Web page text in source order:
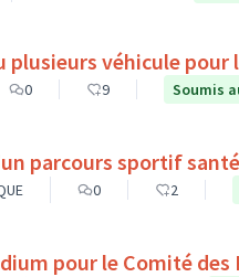
plusieurs véhicule pour
0 9 Soumis
parcours sportif santé
0 2
pour le Comité